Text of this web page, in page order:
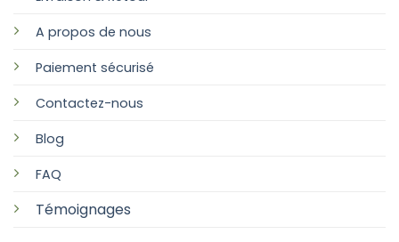
A propos de nous
Paiement sécurisé
Contactez-nous
Blog
FAQ
Témoignages